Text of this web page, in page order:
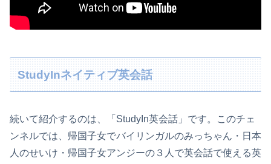
StudyInネイティブ英会話
続いて紹介するのは、「StudyIn英会話」です。このチェ
ンネルでは、帰国子女でバイリンガルのみっちゃん・日本
人のせいけ・帰国子女アンジーの３人で英会話で使える英